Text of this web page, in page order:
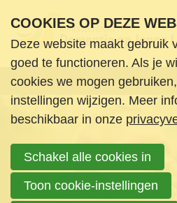
Wie zijn
Wat doen
Nieuws
Nieuws
Boeken
COOKIES OP DEZE
Deze website maakt gebruik
goed te functioneren. Als je
cookies we mogen
instellingen wijzigen. Meer
beschikbaar in onze
Schakel alle cookies in
Toon cookie-instellingen